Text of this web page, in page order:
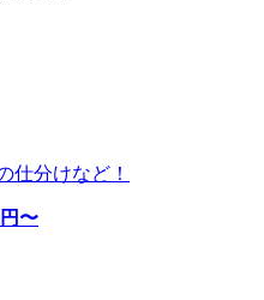
分けなど！
円〜